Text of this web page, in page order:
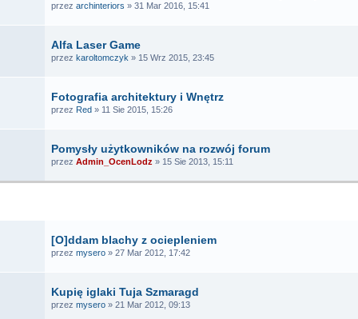
przez archinteriors » 31 Mar 2016, 15:41
Alfa Laser Game
przez karoltomczyk » 15 Wrz 2015, 23:45
Fotografia architektury i Wnętrz
przez Red » 11 Sie 2015, 15:26
Pomysły użytkowników na rozwój forum
przez Admin_OcenLodz » 15 Sie 2013, 15:11
[O]ddam blachy z ociepleniem
przez mysero » 27 Mar 2012, 17:42
Kupię iglaki Tuja Szmaragd
przez mysero » 21 Mar 2012, 09:13